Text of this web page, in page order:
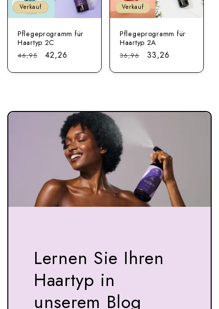
Verkauf
Pflegeprogramm für
Haartyp 2C
Regulärer
46,95 Sonderpreis
42,26
Verkauf
Pflegeprogramm für
Haartyp 2A
Regulärer
36,96 Sonderpreis
33,26
Lernen Sie Ihren
Haartyp in
unserem Blog